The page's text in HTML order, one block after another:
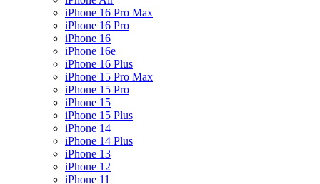
iPhone 16 Pro Max
iPhone 16 Pro
iPhone 16
iPhone 16e
iPhone 16 Plus
iPhone 15 Pro Max
iPhone 15 Pro
iPhone 15
iPhone 15 Plus
iPhone 14
iPhone 14 Plus
iPhone 13
iPhone 12
iPhone 11